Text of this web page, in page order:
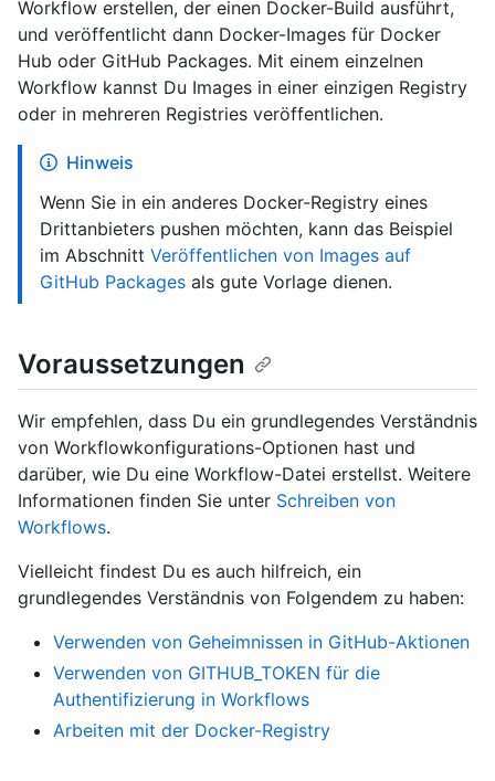
Workflow erstellen, der einen Docker-Build ausführt,
und veröffentlicht dann Docker-Images für Docker
Hub oder GitHub Packages. Mit einem einzelnen
Workflow kannst Du Images in einer einzigen Registry
oder in mehreren Registries veröffentlichen.
Hinweis
Wenn Sie in ein anderes Docker-Registry eines
Drittanbieters pushen möchten, kann das Beispiel
im Abschnitt Veröffentlichen von Images auf
GitHub Packages als gute Vorlage dienen.
Voraussetzungen
Wir empfehlen, dass Du ein grundlegendes Verständnis
von Workflowkonfigurations-Optionen hast und
darüber, wie Du eine Workflow-Datei erstellst. Weitere
Informationen finden Sie unter Schreiben von
Workflows.
Vielleicht findest Du es auch hilfreich, ein
grundlegendes Verständnis von Folgendem zu haben:
Verwenden von Geheimnissen in GitHub-Aktionen
Verwenden von GITHUB_TOKEN für die
Authentifizierung in Workflows
Arbeiten mit der Docker-Registry